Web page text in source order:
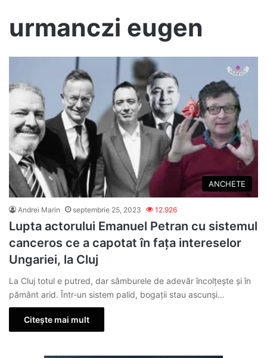
urmanczi eugen
ANCHETE
Andrei Marin septembrie 25, 2023 12.926
Lupta actorului Emanuel Petran cu sistemul
canceros ce a capotat în fața intereselor
Ungariei, la Cluj
La Cluj totul e putred, dar sâmburele de adevăr încolțește și în
pământ arid. Într-un sistem palid, bogații stau ascunși…
Citește mai mult